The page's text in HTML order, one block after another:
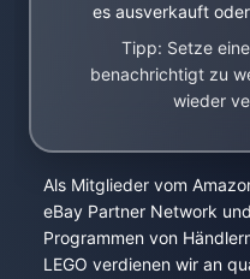
es ausverkauft
Tipp: Setze
benachrichtigt zu
wieder
Als Mitglieder vom
eBay Partner Network
Programmen von
LEGO verdienen wir an